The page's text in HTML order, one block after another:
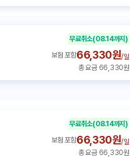
무료취소(08.14까지)
보험 포함66,330원/일
총 요금 66,330원
무료취소(08.14까지)
보험 포함66,330원/일
총 요금 66,330원